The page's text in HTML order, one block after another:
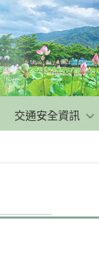
交通安全資訊